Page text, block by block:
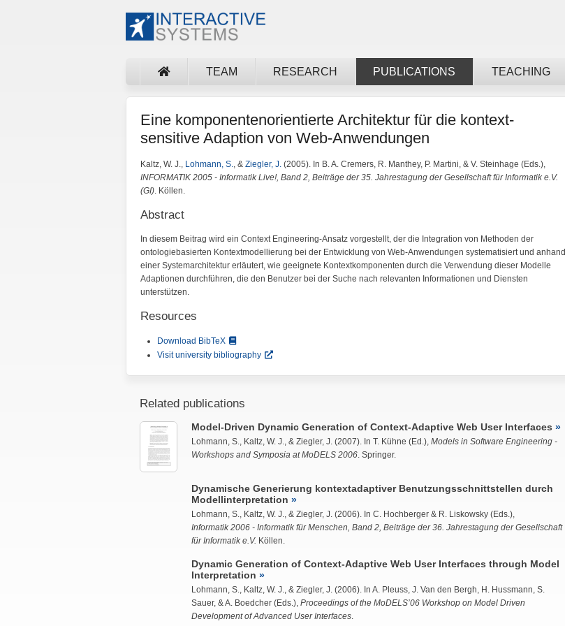
TEAM RESEARCH PUBLICATIONS TEACHING
Eine komponentenorientierte Architektur für die kontext-
sensitive Adaption von Web-Anwendungen
Kaltz, W. J., Lohmann, S., & Ziegler, J. (2005). In B. A. Cremers, R. Manthey, P. Martini, & V. Steinhage (Eds.),
INFORMATIK 2005 - Informatik Live!, Band 2, Beiträge der 35. Jahrestagung der Gesellschaft für Informatik e.V.
(GI). Köllen.
Abstract
In diesem Beitrag wird ein Context Engineering-Ansatz vorgestellt, der die Integration von Methoden der
ontologiebasierten Kontextmodellierung bei der Entwicklung von Web-Anwendungen systematisiert und anhand
einer Systemarchitektur erläutert, wie geeignete Kontextkomponenten durch die Verwendung dieser Modelle
Adaptionen durchführen, die den Benutzer bei der Suche nach relevanten Informationen und Diensten
unterstützen.
Resources
Download BibTeX
Visit university bibliography
Related publications
Model-Driven Dynamic Generation of Context-Adaptive Web User Interfaces
Lohmann, S., Kaltz, W. J., & Ziegler, J. (2007). In T. Kühne (Ed.), Models in Software Engineering -
Workshops and Symposia at MoDELS 2006. Springer.
Dynamische Generierung kontextadaptiver Benutzungsschnittstellen durch
Modellinterpretation
Lohmann, S., Kaltz, W. J., & Ziegler, J. (2006). In C. Hochberger & R. Liskowsky (Eds.),
Informatik 2006 - Informatik für Menschen, Band 2, Beiträge der 36. Jahrestagung der Gesellschaft
für Informatik e.V. Köllen.
Dynamic Generation of Context-Adaptive Web User Interfaces through Model
Interpretation
Lohmann, S., Kaltz, W. J., & Ziegler, J. (2006). In A. Pleuss, J. Van den Bergh, H. Hussmann, S.
Sauer, & A. Boedcher (Eds.), Proceedings of the MoDELS’06 Workshop on Model Driven
Development of Advanced User Interfaces.